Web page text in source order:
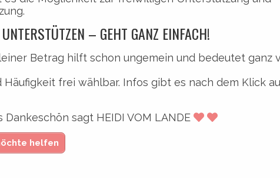
geht in letzte Bauphase.
Umbau des Ludwig-Rosenberg-Rings
und die Nebenflächen werden schneller
der Straße sowie der
Straße erneuert.
– GEHT GANZ EINFACH!
Betrag hilft schon ungemein und bedeutet ganz
Häufigkeit frei wählbar. Infos gibt es nach dem Klick
Dankeschön sagt HEIDI VOM LANDE
helfen